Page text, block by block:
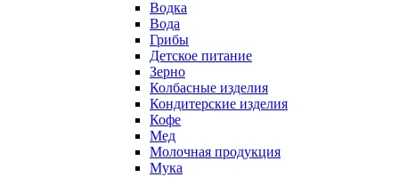
Водка
Вода
Грибы
Детское питание
Зерно
Колбасные изделия
Кондитерские изделия
Кофе
Мед
Молочная продукция
Мука